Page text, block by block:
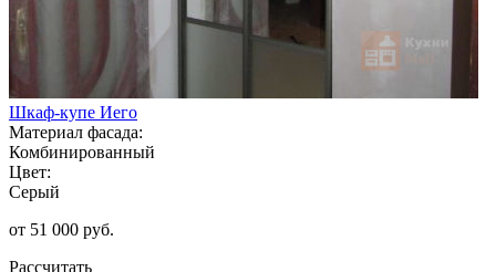
Шкаф-купе Иего
Материал фасада:
Комбинированный
Цвет:
Серый
от 51 000 руб.
Рассчитать